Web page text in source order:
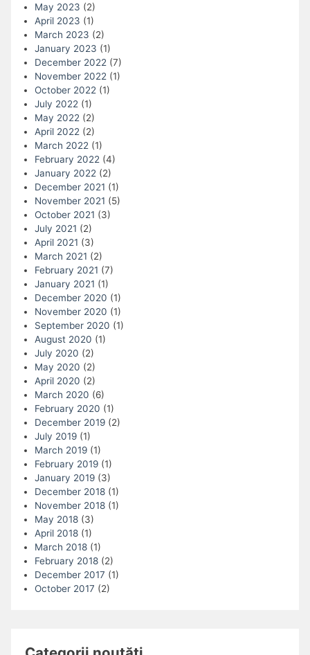
May 2023 (2)
April 2023 (1)
March 2023 (2)
January 2023 (1)
December 2022(7)
November 2022(1)
October 2022(1)
July 2022(1)
May 2022(2)
April 2022(2)
March 2022(1)
February 2022(4)
January 2022(2)
December 2021 (1)
November 2021 (5)
October 2021 (3)
July 2021 (2)
April 2021 (3)
March 2021 (2)
February 2021 (7)
January 2021 (1)
December 2020 (1)
November 2020 (1)
September 2020 (1)
August 2020 (1)
July 2020 (2)
May 2020 (2)
April 2020 (2)
March 2020 (6)
February 2020 (1)
December 2019(2)
July 2019(1)
March 2019(1)
February 2019(1)
January 2019(3)
December 2018(1)
November 2018(1)
May 2018(3)
April 2018(1)
March 2018(1)
February 2018(2)
December 2017 (1)
October 2017 (2)